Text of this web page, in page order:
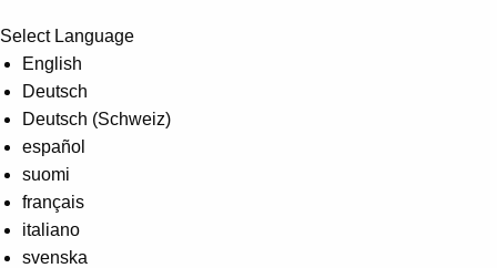
A propos
Où acheter
Contactez-nous
Carrières
Select Language
English
Deutsch
Deutsch (Schweiz)
español
suomi
français
italiano
svenska